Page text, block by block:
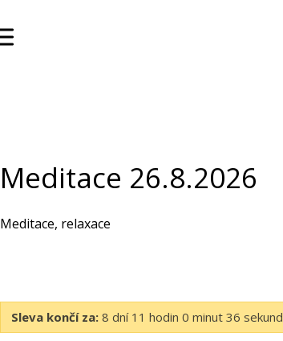
Meditace 26.8.2026
Meditace, relaxace
Sleva končí za: 8 dní 11 hodin 0 minut 35 sekund